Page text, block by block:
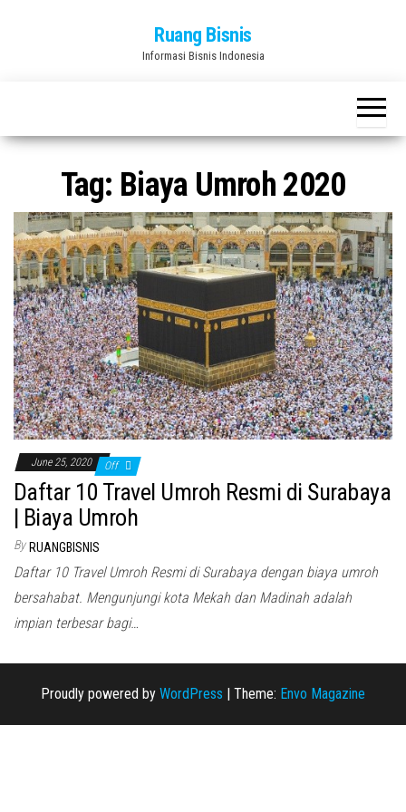
Ruang Bisnis
Informasi Bisnis Indonesia
Tag: Biaya Umroh 2020
June 25, 2020 Off
Daftar 10 Travel Umroh Resmi di Surabaya
| Biaya Umroh
By RUANGBISNIS
Daftar 10 Travel Umroh Resmi di Surabaya dengan biaya umroh
bersahabat. Mengunjungi kota Mekah dan Madinah adalah
impian terbesar bagi…
Proudly powered by WordPress | Theme: Envo Magazine